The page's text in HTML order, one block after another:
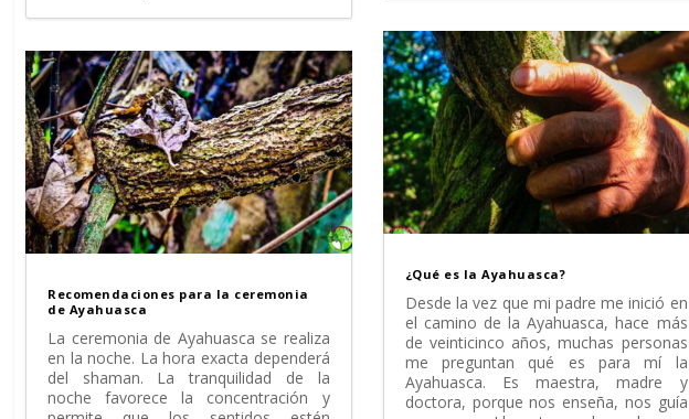
Recomendaciones para la ceremonia
de Ayahuasca
La ceremonia de Ayahuasca se realiza
en la noche. La hora exacta dependerá
del shaman. La tranquilidad de la
noche favorece la concentración y
¿Qué es la Ayahuasca?
Desde la vez que mi padre me inició en
el camino de la Ayahuasca, hace más
de veinticinco años, muchas personas
me preguntan qué es para mí la
Ayahuasca. Es maestra, madre y
doctora, porque nos enseña, nos guía